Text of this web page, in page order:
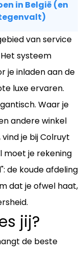
in België (en
van service
systeem
je inladen aan de
luxe ervaren.
Waar je
andere winkel
je bij Colruyt
moet je rekening
de koude afdeling
dat je ofwel haat,
jij?
de beste